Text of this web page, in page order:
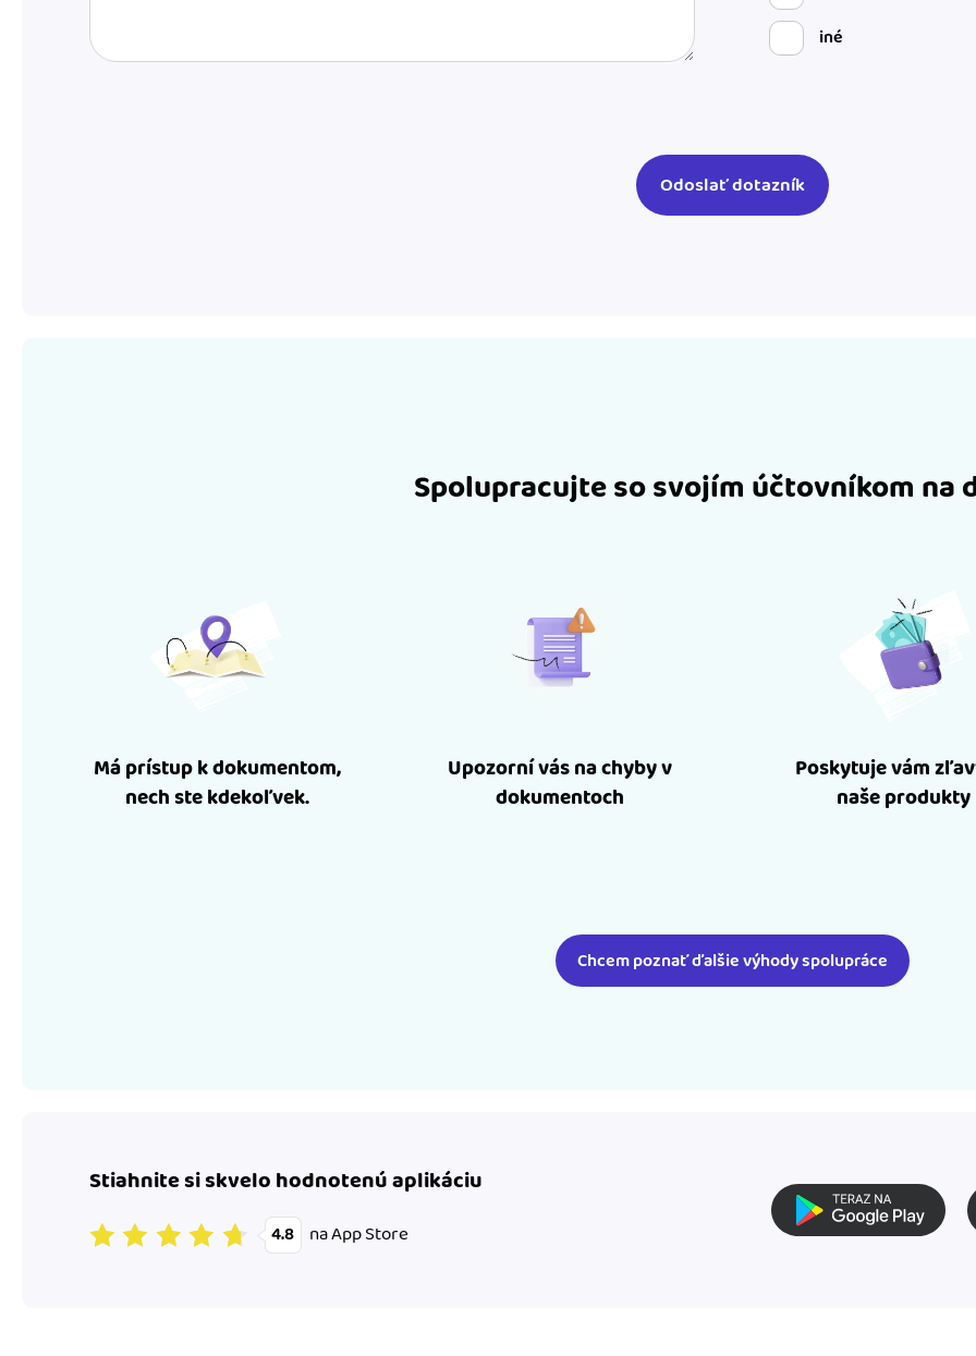
iné
Spolupracujte so svojím účtovníkom na
Má prístup k dokumentom,
nech ste kdekoľvek.
Upozorní vás na chyby v
dokumentoch
Poskytuje vám
naše produkty
Chcem poznať ďalšie výhody spolupráce
Stiahnite si skvelo hodnotenú aplikáciu
4.8 na App Store